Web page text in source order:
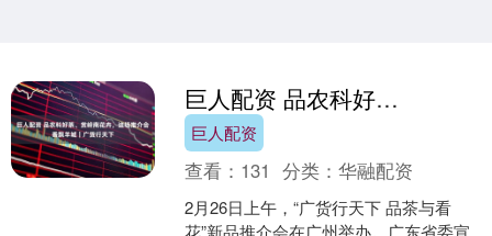
巨人配资 品农科好茶、赏岭南花卉，这场推介会香飘羊城｜广货行天下
巨人配资
查看： 131 分类：华融配资
2月26日上午，“广货行天下 品茶与看
花”新品推介会在广州举办。广东省委宣